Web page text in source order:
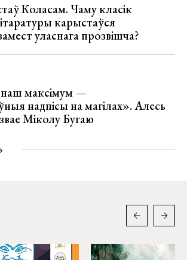
Коласам. Чаму класік
карыстаўся
уласнага прозвішча?
максімум —
надпісы на магілах». Алесь
Міколу Бугаю